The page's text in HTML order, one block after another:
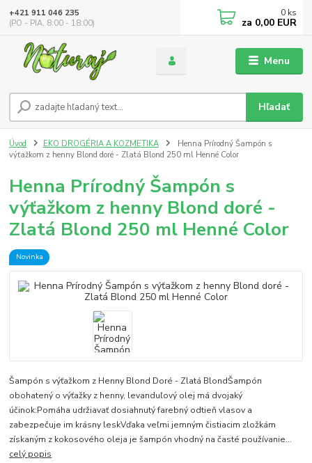
Menu
Hľadať
+421 911 046 235
(PO - PIA, 8:00 - 18:00)
0 ks
za 0,00 EUR
Úvod EKO DROGÉRIA A KOZMETIKA
Henna Prírodný Šampón s
výťažkom z henny Blond doré - Zlatá Blond 250 ml Henné Color
Henna Prírodný Šampón s
výťažkom z henny Blond doré -
Zlatá Blond 250 ml Henné Color
Novinka
Šampón s výťažkom z Henny Blond Doré - Zlatá BlondŠampón
obohatený o výťažky z henny, levanduľový olej má dvojaký
účinok:Pomáha udržiavať dosiahnutý farebný odtieň vlasov a
zabezpečuje im krásny leskVďaka veľmi jemným čistiacim zložkám
získaným z kokosového oleja je šampón vhodný na časté používanie...
celý popis